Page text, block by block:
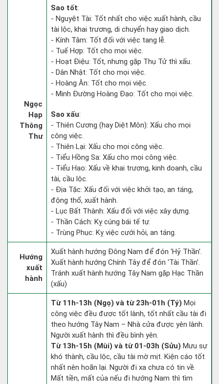
Ngọc
Hạp
Thông
Thư
Sao tốt:
- Nguyệt Tài: Tốt nhất cho việc xuất hành, cầu
tài lộc, khai trương, di chuyển hay giao dịch.
- Kính Tâm: Tốt đối với việc tang lễ.
- Tuế Hợp: Tốt cho mọi việc.
- Hoạt Điệu: Tốt, nhưng gặp Thụ Tử thì xấu.
- Dân Nhật: Tốt cho mọi việc.
- Hoàng Ân: Tốt cho mọi việc.
- Minh Đường Hoàng Đạo: Tốt cho mọi việc.
Sao xấu:
- Thiên Cương (hay Diệt Môn): Xấu cho mọi
công việc.
- Thiên Lại: Xấu cho mọi công việc.
- Tiểu Hồng Sa: Xấu cho mọi công việc.
- Tiểu Hao: Xấu về khai trương, kinh doanh, cầu
tài, cầu lộc.
- Địa Tặc: Xấu đối với việc khởi tạo, an táng,
động thổ, xuất hành.
- Lục Bất Thành: Xấu đối với việc xây dựng.
- Thần Cách: Kỵ cúng bái tế tự.
- Trùng Phục: Kỵ việc cưới hỏi, an táng.
Hướng
xuất
hành
Xuất hành hướng Đông Nam để đón 'Hỷ Thần'.
Xuất hành hướng Chính Tây để đón 'Tài Thần'.
Tránh xuất hành hướng Tây Nam gặp Hạc Thần
(xấu)
Từ 11h-13h (Ngọ) và từ 23h-01h (Tý) Mọi
công việc đều được tốt lành, tốt nhất cầu tài đi
theo hướng Tây Nam – Nhà cửa được yên lành.
Người xuất hành thì đều bình yên.
Từ 13h-15h (Mùi) và từ 01-03h (Sửu) Mưu sự
khó thành, cầu lộc, cầu tài mờ mịt. Kiện cáo tốt
nhất nên hoãn lại. Người đi xa chưa có tin về.
Mất tiền, mất của nếu đi hướng Nam thì tìm